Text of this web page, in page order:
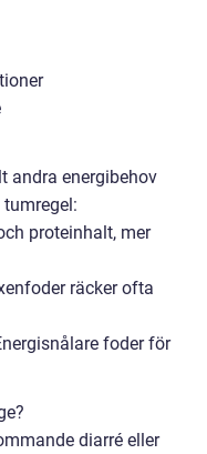
andra energibehov
proteinhalt, mer
räcker ofta
foder för
diarré eller